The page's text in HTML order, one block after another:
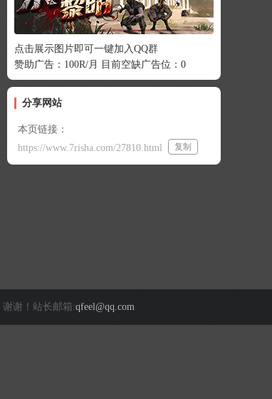
点击展示图片即可一键加入QQ群
赞助广告：100R/月 目前空缺广告位：0
分享网站
本页链接：
https://www.7risha.com/27810.html
复制
谢！站长邮箱:qfeel@qq.com